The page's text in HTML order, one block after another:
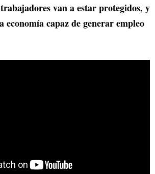
van a estar protegidos, y
economía capaz de generar empleo